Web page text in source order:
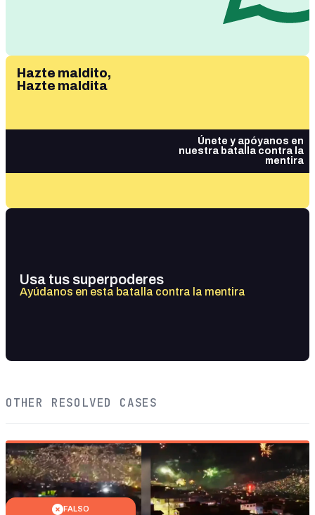
Hazte maldito,
Hazte maldita
Únete y apóyanos en
nuestra batalla contra la
mentira
Usa tus superpoderes
Ayúdanos en esta batalla contra la mentira
OTHER RESOLVED CASES
FALSO